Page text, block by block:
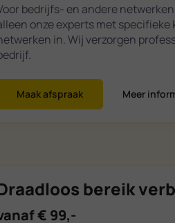
bedrijfs- en andere
onze experts met
in. Wij verzorgen
Maak afspraak Meer
bereik
€ 99,-